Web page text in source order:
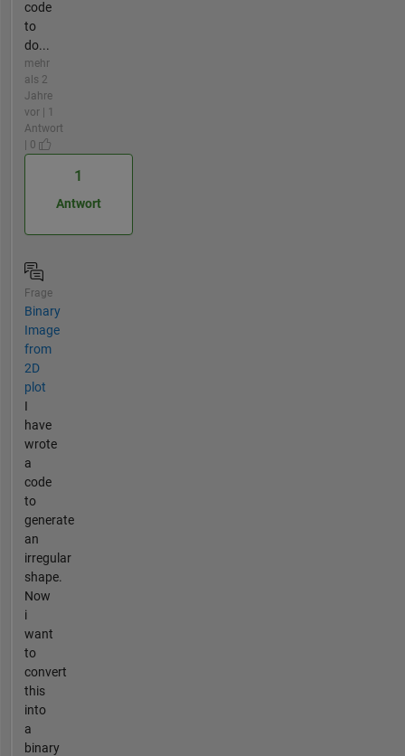
code
to
do...
mehr
als 2
Jahre
vor | 1
Antwort
| 0
1
Antwort
Frage
Binary
Image
from
2D
plot
I
have
wrote
a
code
to
generate
an
irregular
shape.
Now
i
want
to
convert
this
into
a
binary